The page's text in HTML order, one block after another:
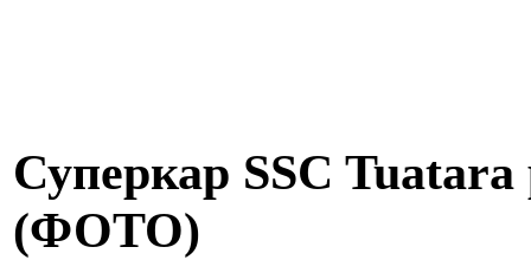
Суперкар SSC Tuatara
(ФОТО)